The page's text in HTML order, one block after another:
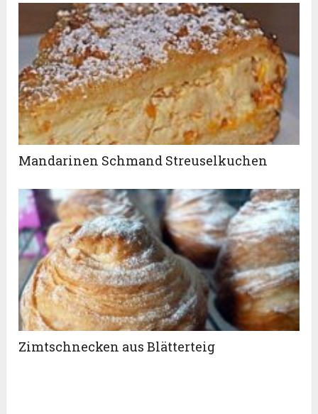
Mandarinen Schmand Streuselkuchen
Zimtschnecken aus Blätterteig